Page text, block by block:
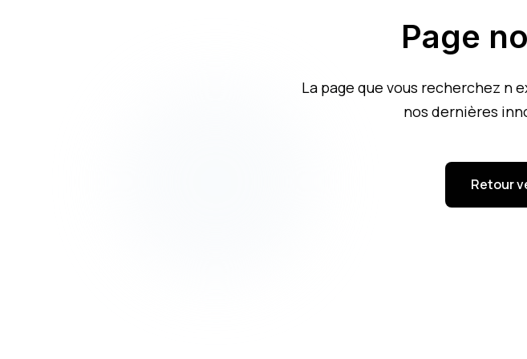
Page
La page que vous recherchez n
nos dernières
Retour